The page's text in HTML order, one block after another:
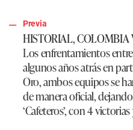
Previa
HISTORIAL, COLOMBIA
Los enfrentamientos
algunos años atrás en
Oro, ambos equipos se
de manera oficial,
‘Cafeteros’, con 4